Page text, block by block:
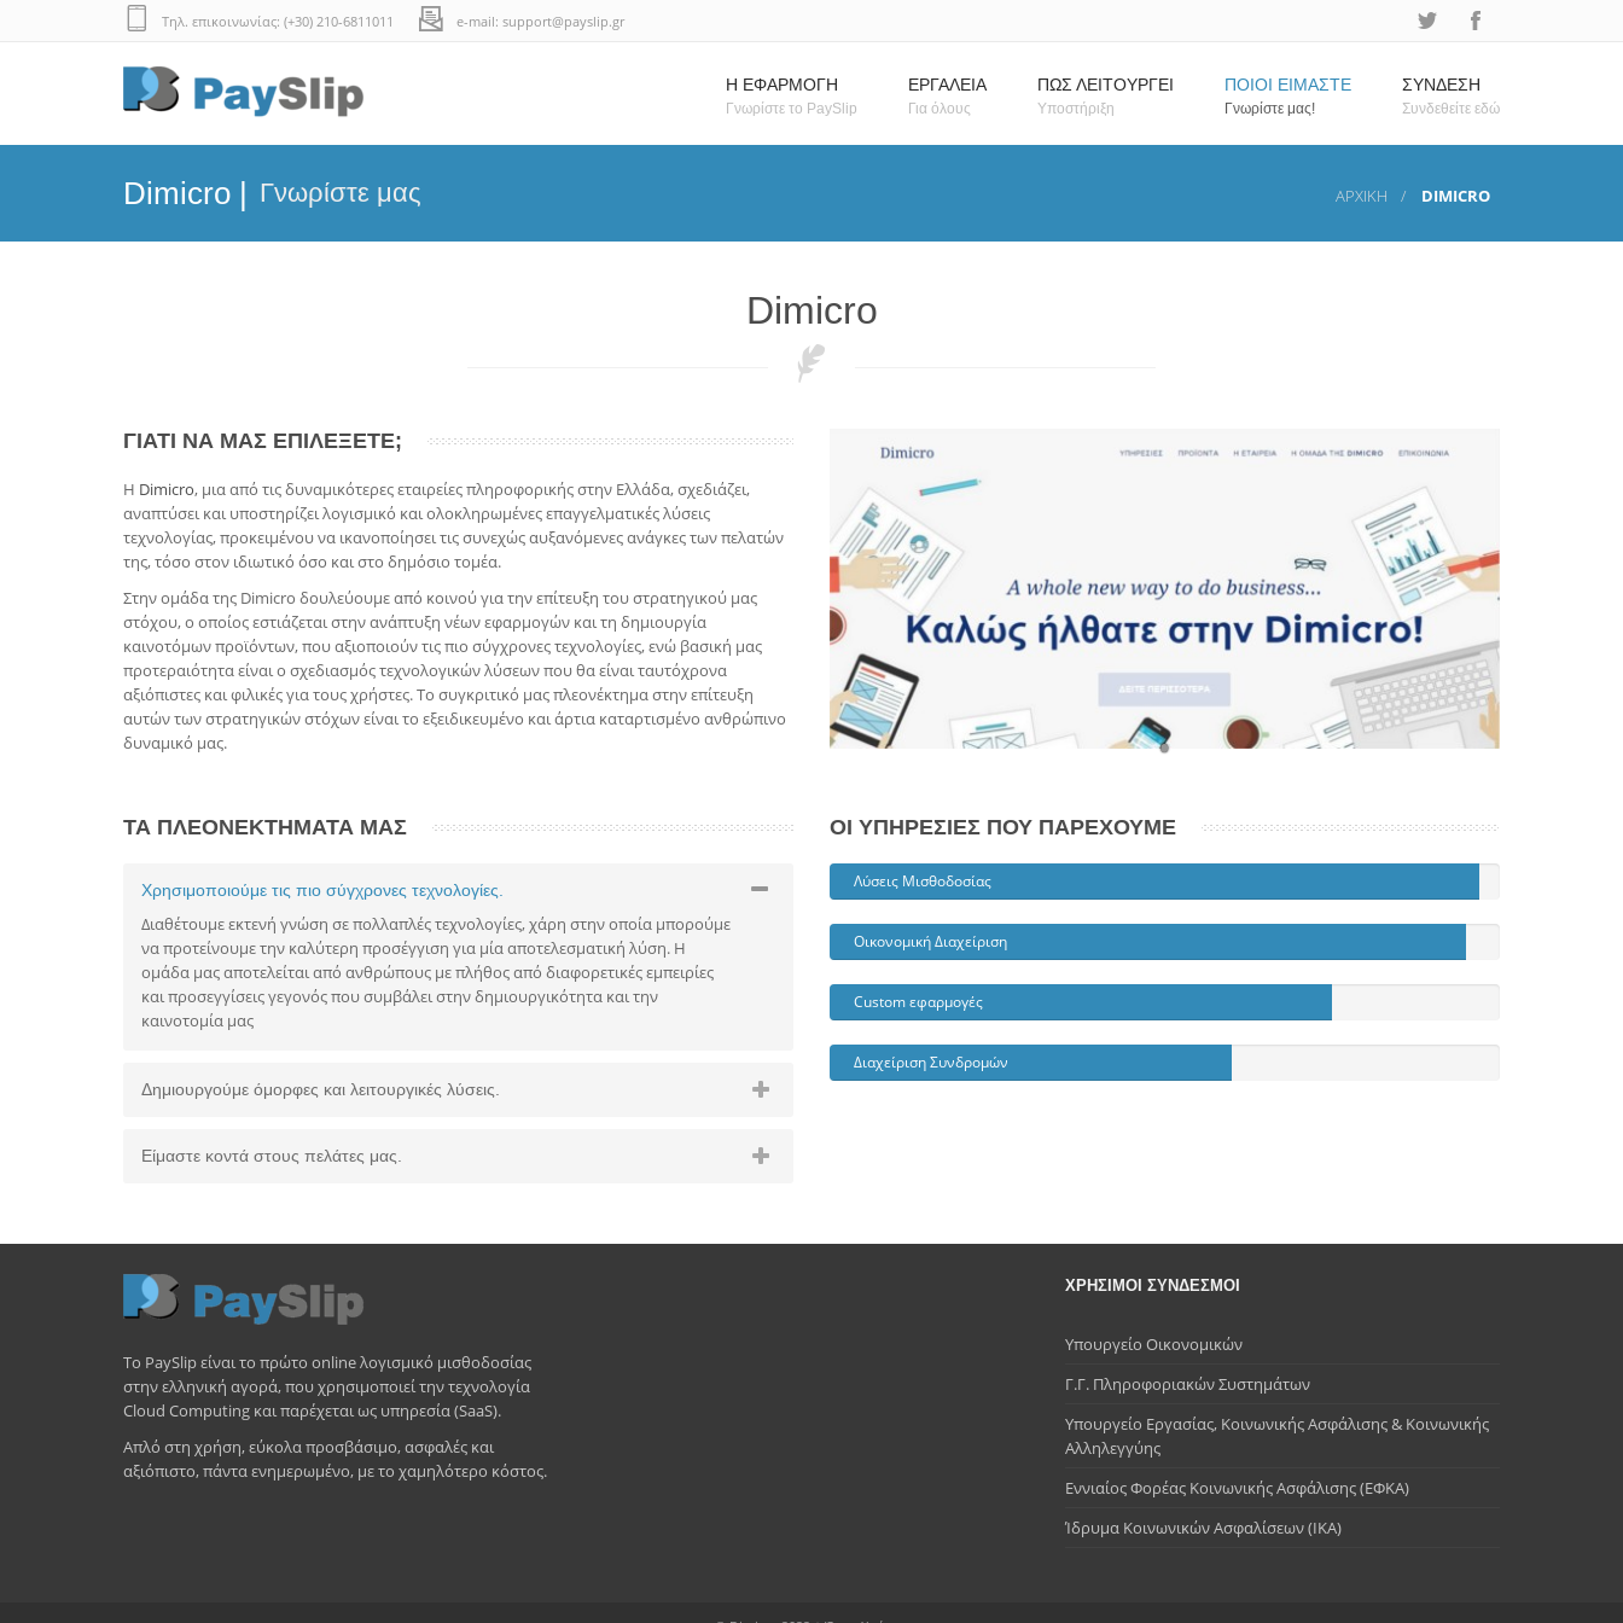
Τηλ. επικοινωνίας: (+30) 210-6811011 e-mail: support@payslip.gr
Η ΕΦΑΡΜΟΓΗ
Γνωρίστε το PaySlip
ΕΡΓΑΛΕΙΑ
Για όλους
ΠΩΣ ΛΕΙΤΟΥΡΓΕΙ
Υποστήριξη
ΠΟΙΟΙ ΕΙΜΑΣΤΕ
Γνωρίστε μας!
ΣΥΝΔΕΣΗ
Συνδεθείτε εδώ
Dimicro | Γνωρίστε μας ΑΡΧΙΚΗ DIMICRO
Dimicro
ΓΙΑΤΙ ΝΑ ΜΑΣ ΕΠΙΛΕΞΕΤΕ;
Η Dimicro, μια από τις δυναμικότερες εταιρείες πληροφορικής στην Ελλάδα, σχεδιάζει,
αναπτύσει και υποστηρίζει λογισμικό και ολοκληρωμένες επαγγελματικές λύσεις
τεχνολογίας, προκειμένου να ικανοποίησει τις συνεχώς αυξανόμενες ανάγκες των πελατών
της, τόσο στον ιδιωτικό όσο και στο δημόσιο τομέα.
Στην ομάδα της Dimicro δουλεύουμε από κοινού για την επίτευξη του στρατηγικού μας
στόχου, ο οποίος εστιάζεται στην ανάπτυξη νέων εφαρμογών και τη δημιουργία
καινοτόμων προϊόντων, που αξιοποιούν τις πιο σύγχρονες τεχνολογίες, ενώ βασική μας
προτεραιότητα είναι ο σχεδιασμός τεχνολογικών λύσεων που θα είναι ταυτόχρονα
αξιόπιστες και φιλικές για τους χρήστες. Το συγκριτικό μας πλεονέκτημα στην επίτευξη
αυτών των στρατηγικών στόχων είναι το εξειδικευμένο και άρτια καταρτισμένο ανθρώπινο
δυναμικό μας.
•
ΤΑ ΠΛΕΟΝΕΚΤΗΜΑΤΑ ΜΑΣ
Χρησιμοποιούμε τις πιο σύγχρονες τεχνολογίες.
Διαθέτουμε εκτενή γνώση σε πολλαπλές τεχνολογίες, χάρη στην οποία μπορούμε
να προτείνουμε την καλύτερη προσέγγιση για μία αποτελεσματική λύση. Η
ομάδα μας αποτελείται από ανθρώπους με πλήθος από διαφορετικές εμπειρίες
και προσεγγίσεις γεγονός που συμβάλει στην δημιουργικότητα και την
καινοτομία μας
Δημιουργούμε όμορφες και λειτουργικές λύσεις.
Είμαστε κοντά στους πελάτες μας.
ΟΙ ΥΠΗΡΕΣΙΕΣ ΠΟΥ ΠΑΡΕΧΟΥΜΕ
Λύσεις Μισθοδοσίας
Οικονομική Διαχείριση
Custom εφαρμογές
Διαχείριση Συνδρομών
Το PaySlip είναι το πρώτο online λογισμικό μισθοδοσίας
στην ελληνική αγορά, που χρησιμοποιεί την τεχνολογία
Cloud Computing και παρέχεται ως υπηρεσία (SaaS).
Απλό στη χρήση, εύκολα προσβάσιμο, ασφαλές και
αξιόπιστο, πάντα ενημερωμένο, με το χαμηλότερο κόστος.
ΧΡΗΣΙΜΟΙ ΣΥΝΔΕΣΜΟΙ
Υπουργείο Οικονομικών
Γ.Γ. Πληροφοριακών Συστημάτων
Υπουργείο Εργασίας, Κοινωνικής Ασφάλισης & Κοινωνικής
Αλληλεγγύης
Εννιαίος Φορέας Κοινωνικής Ασφάλισης (ΕΦΚΑ)
Ίδρυμα Κοινωνικών Ασφαλίσεων (ΙΚΑ)